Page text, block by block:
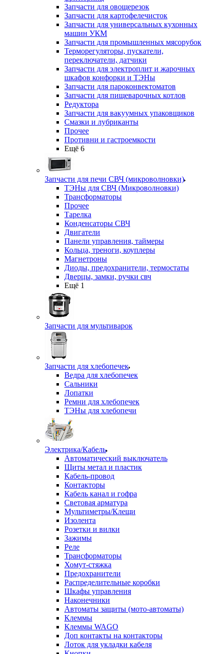
Запчасти для овощерезок
Запчасти для картофелечисток
Запчасти для универсальных кухонных
машин УКМ
Запчасти для промышленных мясорубок
Терморегуляторы, пускатели,
переключатели, датчики
Запчасти для электроплит и жарочных
шкафов конфорки и ТЭНы
Запчасти для пароконвектоматов
Запчасти для пищеварочных котлов
Редуктора
Запчасти для вакуумных упаковщиков
Смазки и лубриканты
Прочее
Противни и гастроемкости
Ещё 6
Запчасти для печи СВЧ (микроволновки)
ТЭНы для СВЧ (Микроволновки)
Трансформаторы
Прочее
Тарелка
Конденсаторы СВЧ
Двигатели
Панели управления, таймеры
Кольца, треноги, коуплеры
Магнетроны
Диоды, предохранители, термостаты
Дверцы, замки, ручки свч
Ещё 1
Запчасти для мультиварок
Запчасти для хлебопечек
Ведра для хлебопечек
Сальники
Лопатки
Ремни для хлебопечек
ТЭНы для хлебопечи
Электрика/Кабель
Автоматический выключатель
Щиты метал и пластик
Кабель-провод
Контакторы
Кабель канал и гофра
Световая арматура
Мультиметры/Клещи
Изолента
Розетки и вилки
Зажимы
Реле
Трансформаторы
Хомут-стяжка
Предохранители
Распределительные коробки
Шкафы управления
Наконечники
Автоматы защиты (мото-автоматы)
Клеммы
Клеммы WAGO
Доп контакты на контакторы
Лоток для укладки кабеля